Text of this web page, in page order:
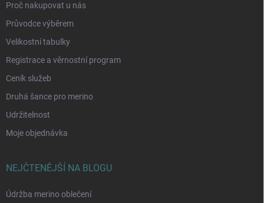
Proč nakupovat u nás
Průvodce výběrem
Velikostní tabulky
Registrace a věrnostní program
Ceník služeb
Druhá šance pro merino
Udržitelnost
Moje objednávka
NEJČTENĚJŠÍ NA BLOGU
Údržba merino oblečení